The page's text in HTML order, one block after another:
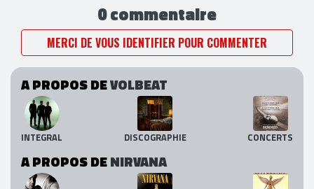
0 commentaire
MERCI DE VOUS IDENTIFIER POUR COMMENTER
A PROPOS DEVOLBEAT
INTEGRAL DISCOGRAPHIE CONCERTS
A PROPOS DENIRVANA